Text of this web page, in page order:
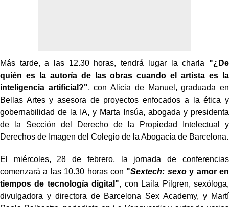
Más tarde, a las 12.30 horas, tendrá lugar la charla "¿De
quién es la autoría de las obras cuando el artista es la
inteligencia artificial?", con Alicia de Manuel, graduada en
Bellas Artes y asesora de proyectos enfocados a la ética y
gobernabilidad de la IA, y Marta Insúa, abogada y presidenta
de la Sección del Derecho de la Propiedad Intelectual y
Derechos de Imagen del Colegio de la Abogacía de Barcelona.
El miércoles, 28 de febrero, la jornada de conferencias
comenzará a las 10.30 horas con "Sextech: sexoy amor en
tiempos de tecnología digital", con Laila Pilgren, sexóloga,
divulgadora y directora de Barcelona Sex Academy, y Martí